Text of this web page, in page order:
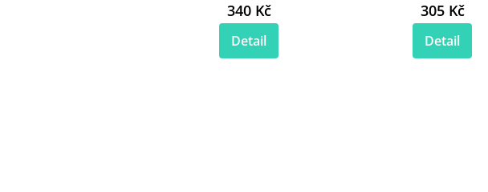
340 Kč
Detail
305 Kč
Detail